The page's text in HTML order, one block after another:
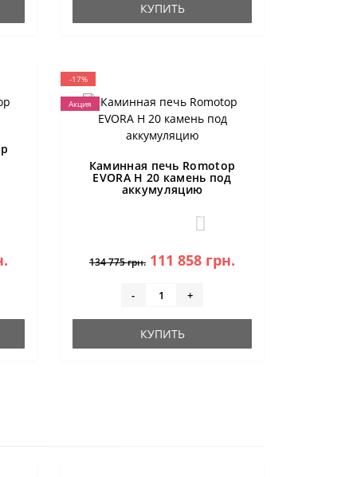
КУПИТЬ
-17%
Акция
Каминная печь Romotop
EVORA H 20 камень под
аккумуляцию
1
134 775 грн. 111 858 грн.
- +
КУПИТЬ